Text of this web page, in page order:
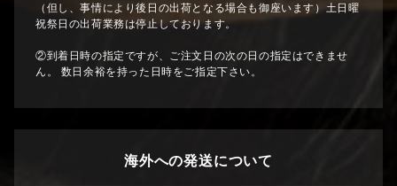
（但し、事情により後日の出荷となる場合も御座います）土日曜
祝祭日の出荷業務は停止しております。
②到着日時の指定ですが、ご注文日の次の日の指定はできませ
ん。 数日余裕を持った日時をご指定下さい。
海外への発送について